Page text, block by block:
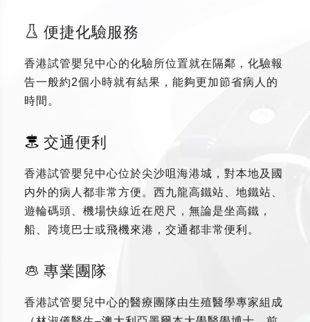
便捷化驗服務
香港試管嬰兒中心的化驗所位置就在隔鄰，化驗報
告一般約2個小時就有結果，能夠更加節省病人的
時間。
交通便利
香港試管嬰兒中心位於尖沙咀海港城，對本地及國
内外的病人都非常方便。西九龍高鐵站、地鐵站、
遊輪碼頭、機場快線近在咫尺，無論是坐高鐵，
船、跨境巴士或飛機來港，交通都非常便利。
專業團隊
香港試管嬰兒中心的醫療團隊由生殖醫學專家組成